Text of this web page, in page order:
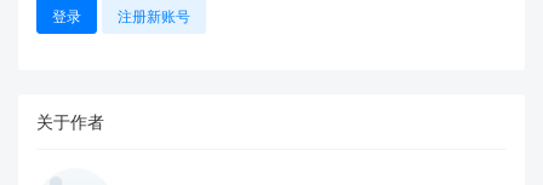
登录 注册新账号
关于作者